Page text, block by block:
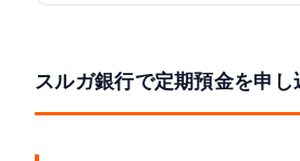
スルガ銀行で定期預金を申し